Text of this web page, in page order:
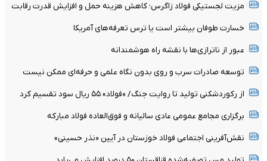
مزیت لجستیکی فولاد زاگرس؛ کاهش هزینه حمل و افزایش قدرت رقابت
خسارت طوفان بیشتر است یا ترس تعرفه‌های آمریکا
عبور از ناترازی‌ها با نقشه راه هوشمندانه
توسعه صادرات سرب و روی بدون نگاه علمی و حرفه‌ای ممکن نیست
از رکوردشکنی تولید تا روایت جنگ/ «فولاد» ۵۵ ریال سود تقسیم کرد
برگزاری مجامع عمومی عادی سالیانه و فوق‌العاده فولاد مبارکه
نقش‌آفرینی اجتماعی فولاد خوزستان در آیین «نذر حسینی»